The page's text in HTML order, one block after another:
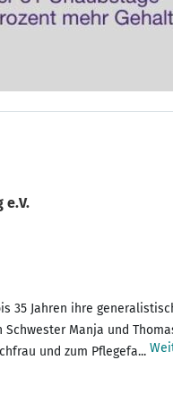
e.V.
35 Jahren ihre
Manja und
und zum Pflegefa...